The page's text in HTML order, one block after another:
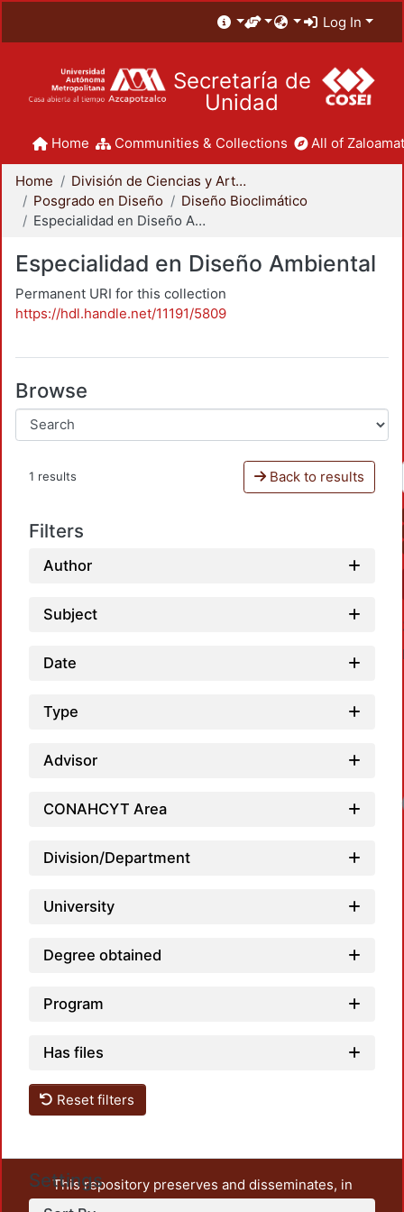
Log In
Secretaría de
Unidad
Home Communities & Collections All of
Home
División de Ciencias y Artes para el Diseño
Posgrado en Diseño
Diseño Bioclimático
Especialidad en Diseño Ambiental
Especialidad en Diseño Ambiental
Permanent URI for this collection
https://hdl.handle.net/11191/5809
Browse
1 results Back to results
Filters
Author
Subject
Date
Type
Advisor
CONAHCYT Area
Division/Department
University
Degree obtained
Program
Has files
Reset filters
Settings
This repository preserves and disseminates, in
unrestricted open access, the teaching and research